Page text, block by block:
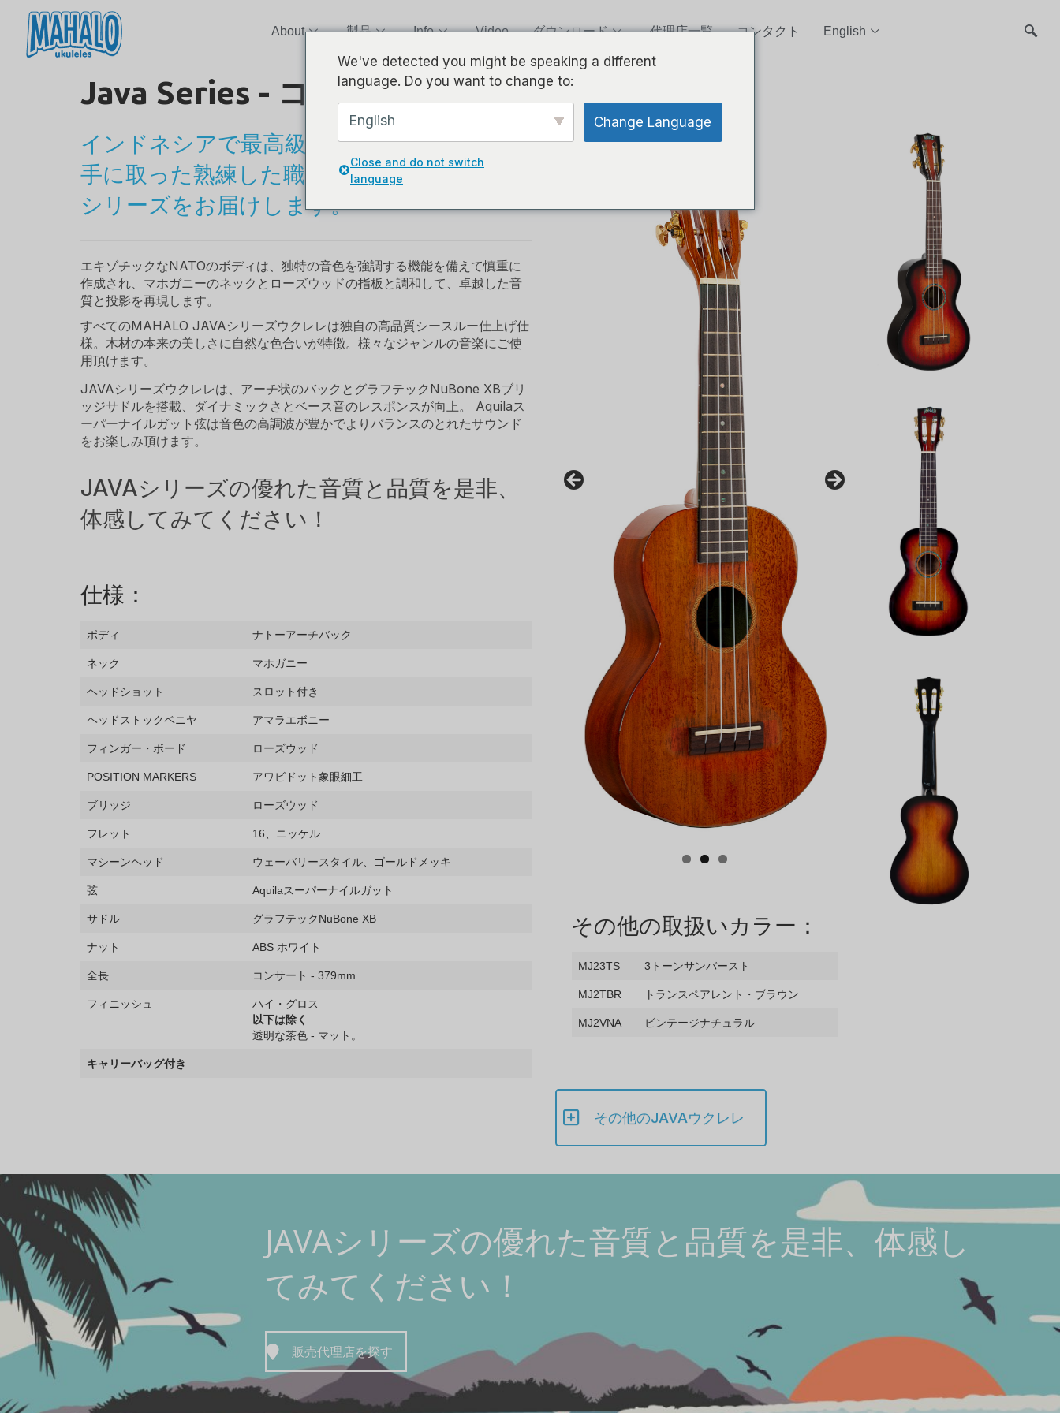
About 製品 Info Video ダウンロード 代理店一覧 コンタクト English
Java Series - コンサート
インドネシアで最高級のトーン・ウッドを
手に取った熟練した職人がMAHALO JAVA
シリーズをお届けします。
エキゾチックなNATOのボディは、独特の音色を強調する機能を備えて慎重に
作成され、マホガニーのネックとローズウッドの指板と調和して、卓越した音
質と投影を再現します。
すべてのMAHALO JAVAシリーズウクレレは独自の高品質シースルー仕上げ仕
様。木材の本来の美しさに自然な色合いが特徴。様々なジャンルの音楽にご使
用頂けます。
JAVAシリーズウクレレは、アーチ状のバックとグラフテックNuBone XBブリ
ッジサドルを搭載、ダイナミックさとベース音のレスポンスが向上。 Aquilaス
ーパーナイルガット弦は音色の高調波が豊かでよりバランスのとれたサウンド
をお楽しみ頂けます。
JAVAシリーズの優れた音質と品質を是非、
体感してみてください！
仕様：
ボディ ナトーアーチバック
ネック マホガニー
ヘッドショット スロット付き
ヘッドストックベニヤ アマラエボニー
フィンガー・ボード ローズウッド
POSITION MARKERS アワビドット象眼細工
ブリッジ ローズウッド
フレット 16、ニッケル
マシーンヘッド ウェーバリースタイル、ゴールドメッキ
弦 Aquilaスーパーナイルガット
サドル グラフテックNuBone XB
ナット ABS ホワイト
全長 コンサート - 379mm
フィニッシュ
ハイ・グロス
以下は除く
透明な茶色 - マット。
キャリーバッグ付き
その他の取扱いカラー：
MJ23TS 3トーンサンバースト
MJ2TBR トランスペアレント・ブラウン
MJ2VNA ビンテージナチュラル
その他のJAVAウクレレ
JAVAシリーズの優れた音質と品質を是非、体感し
てみてください！
販売代理店を探す
We've detected you might be speaking a different
language. Do you want to change to:
English Change Language
Close and do not switch
language